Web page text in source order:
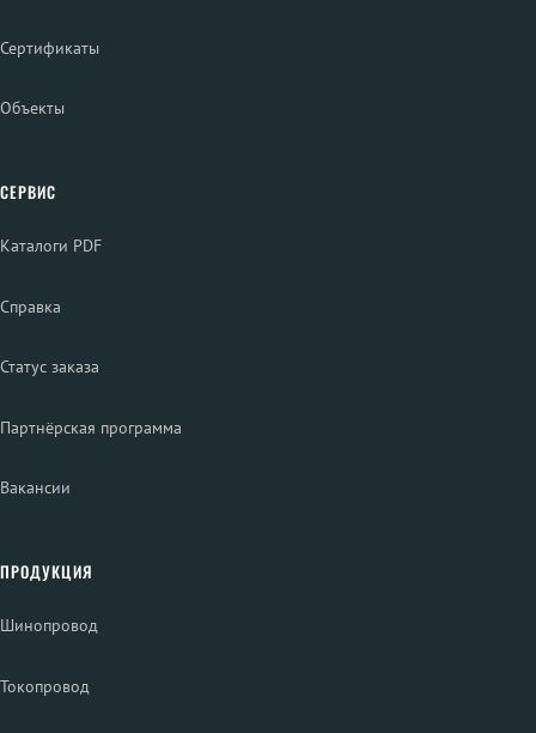
Сертификаты
Объекты
СЕРВИС
Каталоги PDF
Справка
Статус заказа
Партнёрская программа
Вакансии
ПРОДУКЦИЯ
Шинопровод
Токопровод